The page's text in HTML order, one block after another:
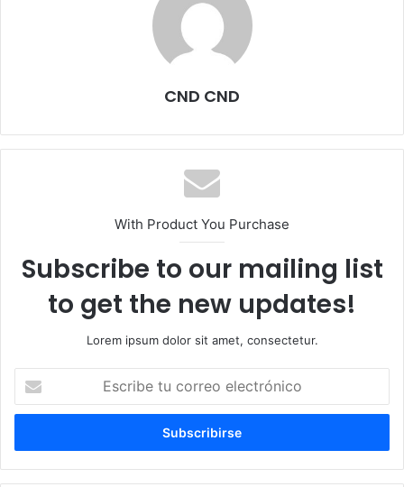
CND CND
With Product You Purchase
Subscribe to our mailing list
to get the new updates!
Lorem ipsum dolor sit amet, consectetur.
correo